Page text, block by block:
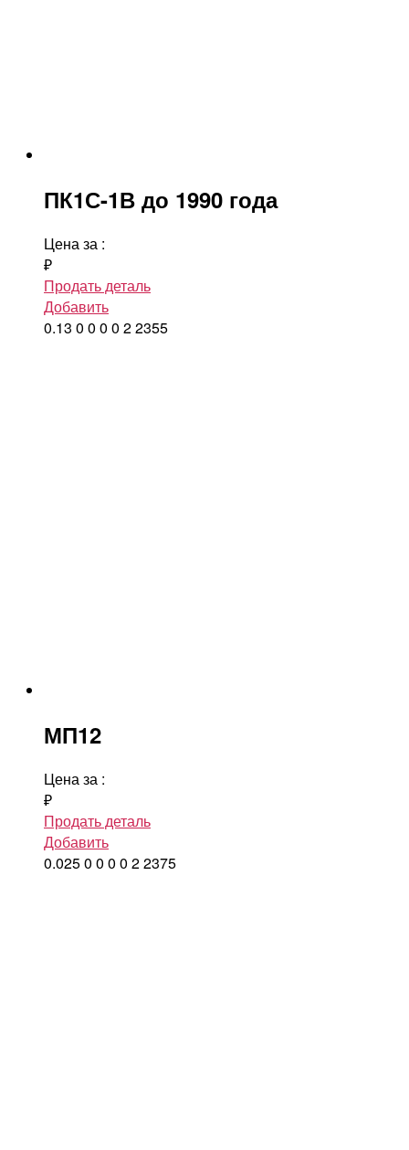
ПК1С-1В до 1990 года
Цена за :
₽
Продать деталь
Добавить
0.13 0 0 0 0 22355
МП12
Цена за :
₽
Продать деталь
Добавить
0.0250 0 0 0 22375